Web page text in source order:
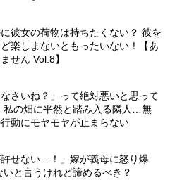
彼女の荷物は持ちたくない？ 彼を
楽しまないともったいない！【あ
せん Vol.8】
なさいね？」って絶対悪いと思って
の畑に平然と踏み入る隣人…無
動にモヤモヤが止まらない
許せない…！」嫁が義母に怒り爆
と言うけれど諦めるべき？